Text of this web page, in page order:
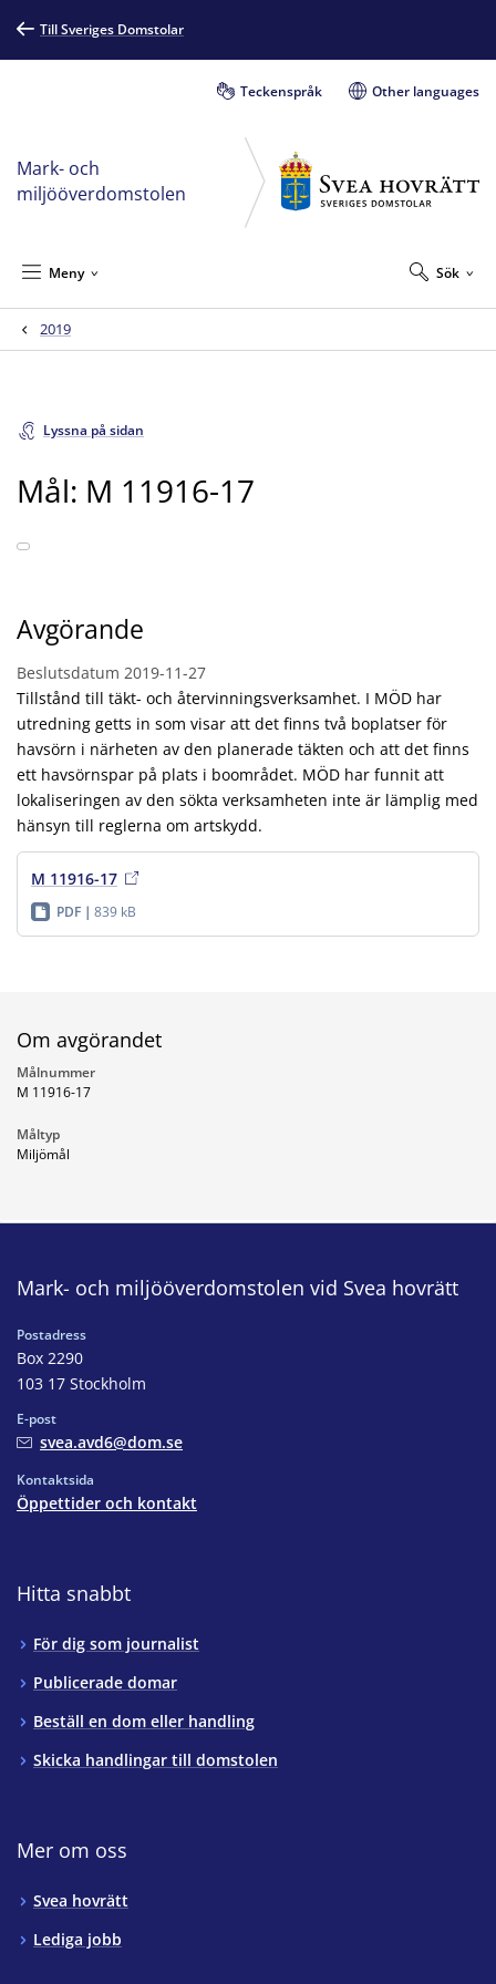
Till Sveriges Domstolar
Teckenspråk Other languages
Mark- och
miljööverdomstolen
Sök
Meny
2019
Lyssna på sidan
Mål: M 11916-17
Avgörande
Beslutsdatum 2019-11-27
Tillstånd till täkt- och återvinningsverksamhet. I MÖD har
utredning getts in som visar att det finns två boplatser för
havsörn i närheten av den planerade täkten och att det finns
ett havsörnspar på plats i boområdet. MÖD har funnit att
lokaliseringen av den sökta verksamheten inte är lämplig med
hänsyn till reglerna om artskydd.
M 11916-17
PDF 839 kB
Om avgörandet
Målnummer
M 11916-17
Måltyp
Miljömål
Mark- och miljööverdomstolen vid Svea hovrätt
Postadress
Box 2290
103 17 Stockholm
E-post
svea.avd6@dom.se
Kontaktsida
Öppettider och kontakt
Hitta snabbt
För dig som journalist
Publicerade domar
Beställ en dom eller handling
Skicka handlingar till domstolen
Mer om oss
Svea hovrätt
Lediga jobb